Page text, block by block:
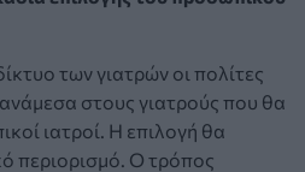
των γιατρών οι πολίτες
στους γιατρούς που θα
ιατροί. Η επιλογή θα
περιορισμό. Ο τρόπος